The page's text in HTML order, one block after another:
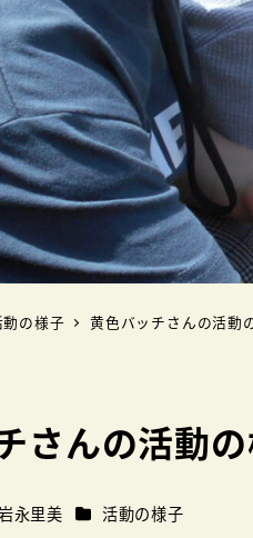
動の様子 黄色バッチさんの活動
さんの活動
永里美 カテゴリー
活動の様子